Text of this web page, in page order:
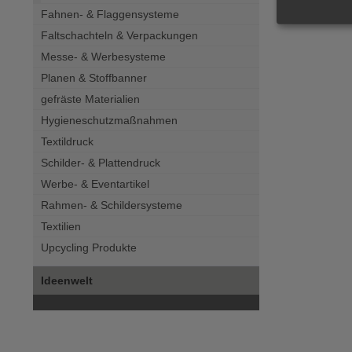
Fahnen- & Flaggensysteme
Faltschachteln & Verpackungen
Messe- & Werbesysteme
Planen & Stoffbanner
gefräste Materialien
Hygieneschutzmaßnahmen
Textildruck
Schilder- & Plattendruck
Werbe- & Eventartikel
Rahmen- & Schildersysteme
Textilien
Upcycling Produkte
Ideenwelt